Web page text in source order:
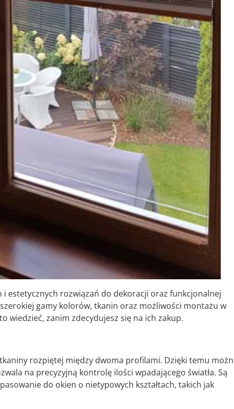
estetycznych rozwiązań do dekoracji oraz funkcjonalnej
gamy kolorów, tkanin oraz możliwości montażu w
wiedzieć, zanim zdecydujesz się na ich zakup.
rozpiętej między dwoma profilami. Dzięki temu
na precyzyjną kontrolę ilości wpadającego światła. Są
do okien o nietypowych kształtach, takich jak